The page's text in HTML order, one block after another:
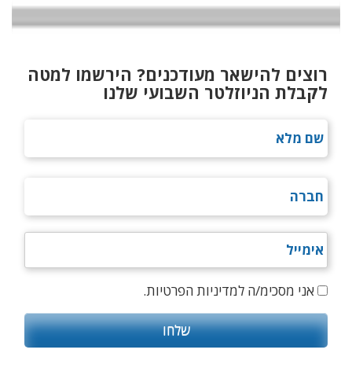
רוצים להישאר מעודכנים? הירשמו למטה
לקבלת הניוזלטר השבועי שלנו
אני מסכימ/ה למדיניות הפרטיות.